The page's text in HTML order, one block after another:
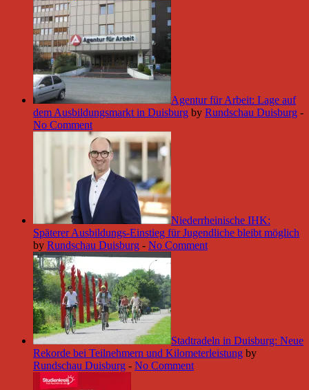
Agentur für Arbeit: Lage auf
dem Ausbildungsmarkt in Duisburg by Rundschau Duisburg -
No Comment
Niederrheinische IHK:
Späterer Ausbildungs-Einstieg für Jugendliche bleibt möglich
by Rundschau Duisburg - No Comment
Stadtradeln in Duisburg: Neue
Rekorde bei Teilnehmern und Kilometerleistung by
Rundschau Duisburg - No Comment